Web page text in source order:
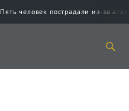
Пять человек пострадали из-за